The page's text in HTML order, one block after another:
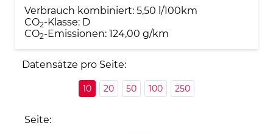
Verbrauch kombiniert: 5,50 l/100km
CO2-Klasse: D
CO2-Emissionen: 124,00 g/km
Datensätze pro Seite:
10 20 50 100 250
Seite: